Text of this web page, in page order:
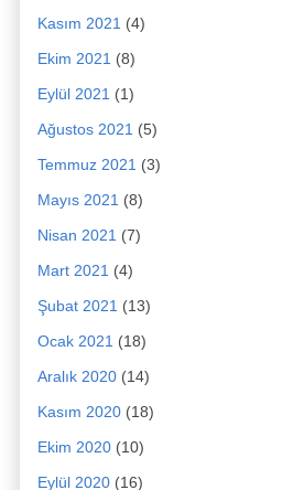
Kasım 2021 (4)
Ekim 2021 (8)
Eylül 2021 (1)
Ağustos 2021 (5)
Temmuz 2021 (3)
Mayıs 2021 (8)
Nisan 2021 (7)
Mart 2021 (4)
Şubat 2021 (13)
Ocak 2021 (18)
Aralık 2020 (14)
Kasım 2020 (18)
Ekim 2020 (10)
Eylül 2020 (16)